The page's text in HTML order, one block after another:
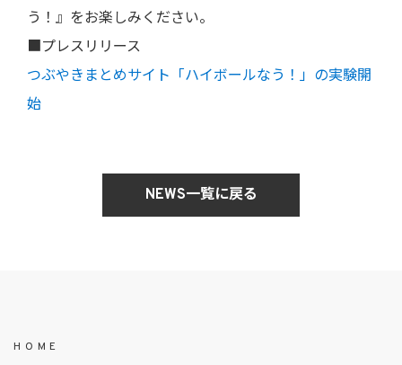
う！』をお楽しみください。
■プレスリリース
つぶやきまとめサイト「ハイボールなう！」の実験開
始
NEWS一覧に戻る
HOME